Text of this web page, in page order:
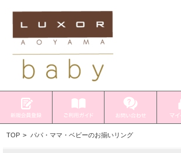
TOP > パパ・ママ・ベビーのお揃いリング